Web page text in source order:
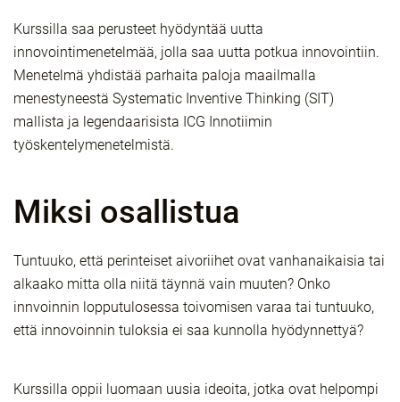
Kurssilla saa perusteet hyödyntää uutta
innovointimenetelmää, jolla saa uutta potkua innovointiin.
Menetelmä yhdistää parhaita paloja maailmalla
menestyneestä Systematic Inventive Thinking (SIT)
mallista ja legendaarisista ICG Innotiimin
työskentelymenetelmistä.
Miksi osallistua
Tuntuuko, että perinteiset aivoriihet ovat vanhanaikaisia tai
alkaako mitta olla niitä täynnä vain muuten? Onko
innvoinnin lopputulosessa toivomisen varaa tai tuntuuko,
että innovoinnin tuloksia ei saa kunnolla hyödynnettyä?
Kurssilla oppii luomaan uusia ideoita, jotka ovat helpompi